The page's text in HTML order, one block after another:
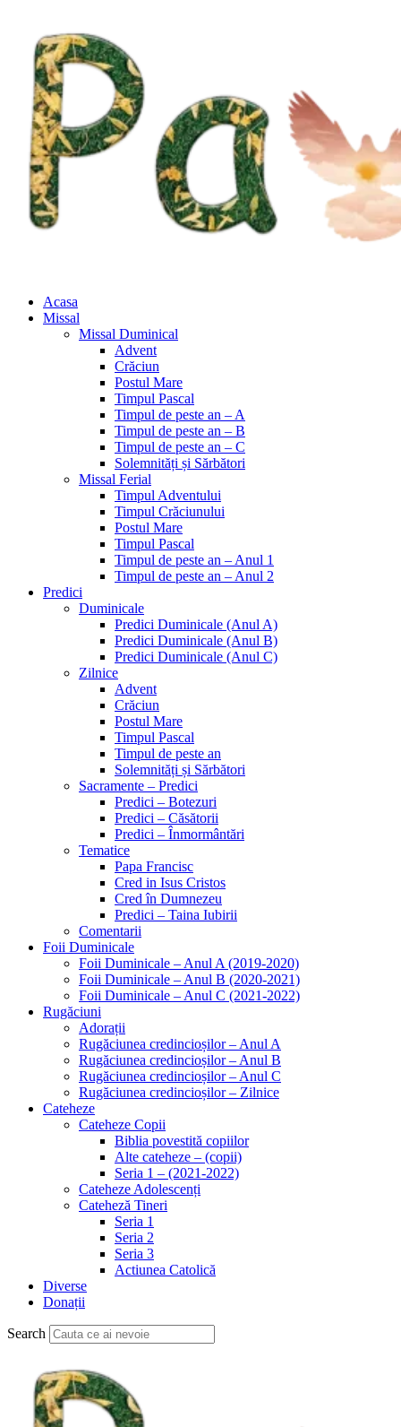
Acasa
Missal
Missal Duminical
Advent
Crăciun
Postul Mare
Timpul Pascal
Timpul de peste an – A
Timpul de peste an – B
Timpul de peste an – C
Solemnități și Sărbători
Missal Ferial
Timpul Adventului
Timpul Crăciunului
Postul Mare
Timpul Pascal
Timpul de peste an – Anul 1
Timpul de peste an – Anul 2
Predici
Duminicale
Predici Duminicale (Anul A)
Predici Duminicale (Anul B)
Predici Duminicale (Anul C)
Zilnice
Advent
Crăciun
Postul Mare
Timpul Pascal
Timpul de peste an
Solemnități și Sărbători
Sacramente – Predici
Predici – Botezuri
Predici – Căsătorii
Predici – Înmormântări
Tematice
Papa Francisc
Cred in Isus Cristos
Cred în Dumnezeu
Predici – Taina Iubirii
Comentarii
Foii Duminicale
Foii Duminicale – Anul A (2019-2020)
Foii Duminicale – Anul B (2020-2021)
Foii Duminicale – Anul C (2021-2022)
Rugăciuni
Adorații
Rugăciunea credincioșilor – Anul A
Rugăciunea credincioșilor – Anul B
Rugăciunea credincioșilor – Anul C
Rugăciunea credincioșilor – Zilnice
Cateheze
Cateheze Copii
Biblia povestită copiilor
Alte cateheze – (copii)
Seria 1 – (2021-2022)
Cateheze Adolescenți
Cateheză Tineri
Seria 1
Seria 2
Seria 3
Actiunea Catolică
Diverse
Donații
Search